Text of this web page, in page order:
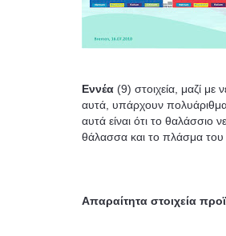
Εννέα (9) στοιχεία, μαζί
αυτά, υπάρχουν πολυάριθμα
αυτά είναι ότι το
θάλασσα και το πλάσμα του
Απαραίτητα στοιχεία